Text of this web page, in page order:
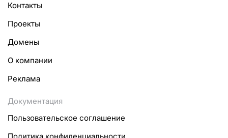
Контакты
Проекты
Домены
О компании
Реклама
Документация
Пользовательское соглашение